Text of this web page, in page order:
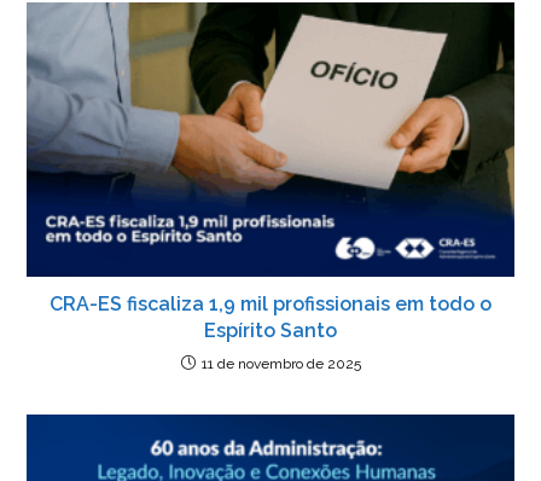
CRA-ES fiscaliza 1,9 mil profissionais em todo o
Espírito Santo
11 de novembro de 2025